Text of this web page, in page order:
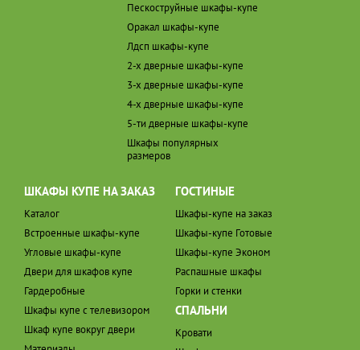
Пескоструйные шкафы-купе
Оракал шкафы-купе
Лдсп шкафы-купе
2-х дверные шкафы-купе
3-х дверные шкафы-купе
4-х дверные шкафы-купе
5-ти дверные шкафы-купе
Шкафы популярных
размеров
ШКАФЫ КУПЕ НА ЗАКАЗ
Каталог
Встроенные шкафы-купе
Угловые шкафы-купе
Двери для шкафов купе
Гардеробные
Шкафы купе с телевизором
Шкаф купе вокруг двери
ГОСТИНЫЕ
Шкафы-купе на заказ
Шкафы-купе Готовые
Шкафы-купе Эконом
Распашные шкафы
Горки и стенки
СПАЛЬНИ
Кровати